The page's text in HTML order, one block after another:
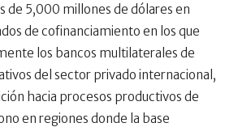
de 5,000 millones de dólares en
de cofinanciamiento en los que
los bancos multilaterales de
del sector privado internacional,
hacia procesos productivos de
en regiones donde la base